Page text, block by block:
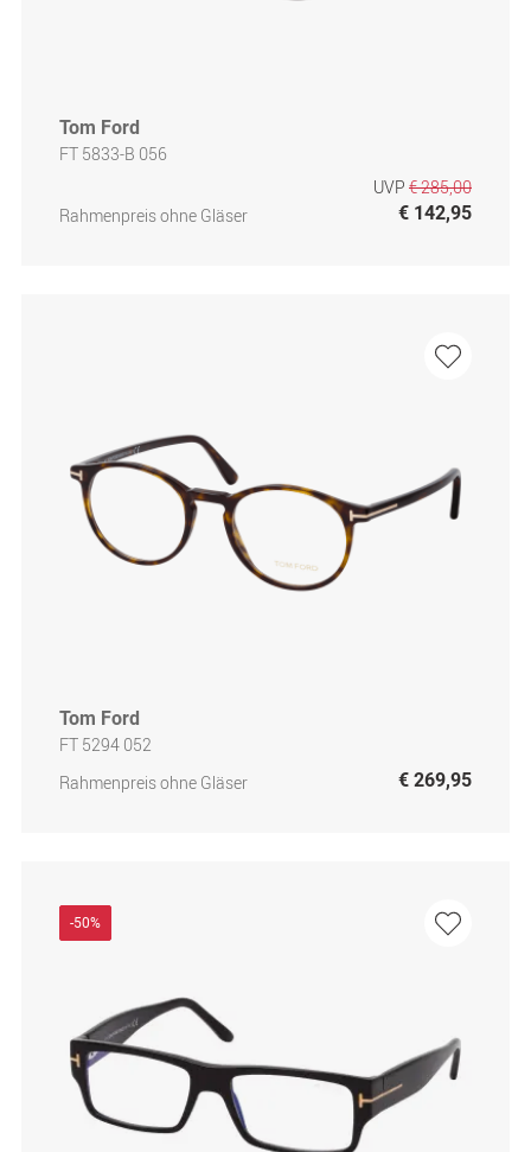
Tom Ford
FT 5833-B 056
Rahmenpreis ohne Gläser
UVP € 285,00
€ 142,95
Tom Ford
FT 5294 052
Rahmenpreis ohne Gläser
€ 269,95
-50%